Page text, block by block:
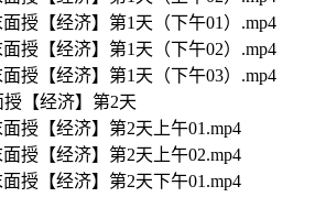
授【经济】第1天（下午01）.mp4
授【经济】第1天（下午02）.mp4
授【经济】第1天（下午03）.mp4
授【经济】第2天
授【经济】第2天上午01.mp4
授【经济】第2天上午02.mp4
授【经济】第2天下午01.mp4